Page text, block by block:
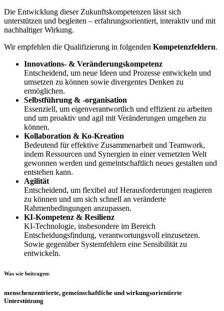
Die Entwicklung dieser Zukunftskompetenzen lässt sich
unterstützen und begleiten – erfahrungsorientiert, interaktiv und mit
nachhaltiger Wirkung.
Wir empfehlen die Qualifizierung in folgenden Kompetenzfeldern.
Innovations- & Veränderungskompetenz
Entscheidend, um neue Ideen und Prozesse entwickeln und
umsetzen zu können sowie divergentes Denken zu
ermöglichen.
Selbstführung & -organisation
Essenziell, um eigenverantwortlich und effizient zu arbeiten
und um proaktiv und agil mit Veränderungen umgehen zu
können.
Kollaboration & Ko-Kreation
Bedeutend für effektive Zusammenarbeit und Teamwork,
indem Ressourcen und Synergien in einer vernetzten Welt
gewonnen werden und gemeintschaftlich neues gestalten und
entstehen kann.
Agilität
Entscheidend, um flexibel auf Herausforderungen reagieren
zu können und um sich schnell an veränderte
Rahmenbedingungen anzupassen.
KI-Kompetenz & Resilienz
KI-Technologie, insbesondere im Bereich
Entscheidungsfindung, verantwortungsvoll einzusetzen.
Sowie gegenüber Systemfehlern eine Sensibilität zu
entwickeln.
Was wir beitragen:
menschenzentrierte, gemeinschaftliche und wirkungsorientierte
Unterstützung